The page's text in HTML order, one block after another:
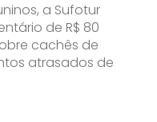
a Sufotur
de R$ 80
cachês de
atrasados de